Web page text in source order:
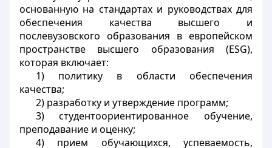
основанную на стандартах и руководствах для
обеспечения качества высшего и
послевузовского образования в европейском
пространстве высшего образования (ESG),
которая включает:
1) политику в области обеспечения
качества;
2) разработку и утверждение программ;
3) студентоориентированное обучение,
преподавание и оценку;
4) прием обучающихся, успеваемость,